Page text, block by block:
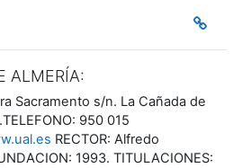
ALMERÍA:
Sacramento s/n. La Cañada de
950 015
RECTOR: Alfredo
1993. TITULACIONES: